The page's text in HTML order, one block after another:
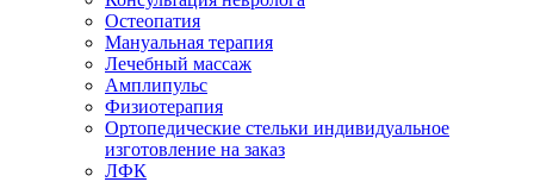
Остеопатия
Мануальная терапия
Лечебный массаж
Амплипульс
Физиотерапия
Ортопедические стельки индивидуальное
изготовление на заказ
ЛФК